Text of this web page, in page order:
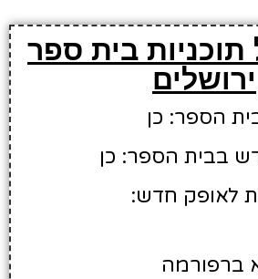
בית ספר
ירושלים
הספר: כן
בבית הספר: כן
לאופק חדש:
ברפורמה